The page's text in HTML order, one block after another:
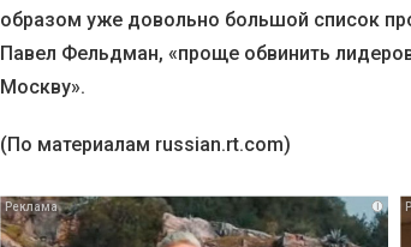
образом уже довольно большой список
Павел Фельдман, «проще обвинить
Москву».
(По материалам russian.rt.com)
i